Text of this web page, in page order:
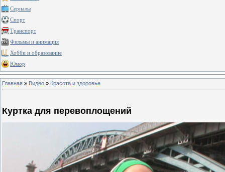
Сериалы
Спорт
Транспорт
Фильмы и анимация
Хобби и образование
Юмор
Главная » Видео » Красота и здоровье
Куртка для перевоплощений